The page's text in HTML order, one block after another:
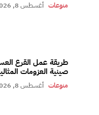
منوعات أغسطس 8, 2026
طريقة عمل القرع
صينية العزومات
منوعات أغسطس 8, 2026